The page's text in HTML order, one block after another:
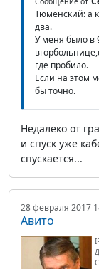
Тюменский: а
два.
У меня было в
где пробило.
Если на этом
бы точно.
Недалеко от
и спуск уже
спускается...
28 февраля 2017
Авито